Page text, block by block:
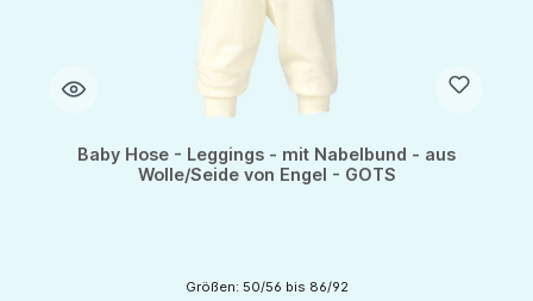
Baby Hose - Leggings - mit Nabelbund - aus
Wolle/Seide von Engel - GOTS
Größen: 50/56 bis 86/92